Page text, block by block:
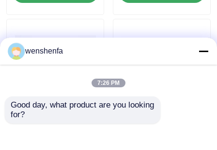
連絡 ください
事件
シェブロレット エンジ
wenshenfa
7:26 PM
Good day, what product are you looking
for?